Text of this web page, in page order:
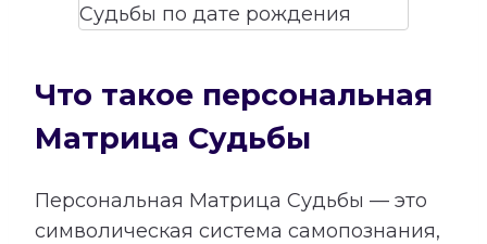
Что такое персональная
Матрица Судьбы
Персональная Матрица Судьбы — это
символическая система самопознания,